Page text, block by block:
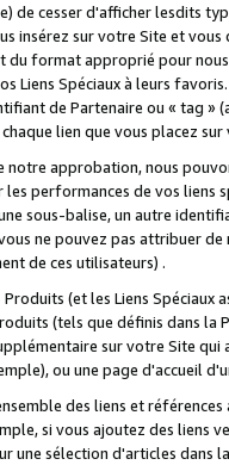
de cesser d'afficher lesdits
insérez sur votre Site et
format approprié pour
Liens Spéciaux à leurs
de Partenaire ou « tag
lien que vous placez
notre approbation, nous
performances de vos liens
sous-balise, un autre
ne pouvez pas attribuer
de ces utilisateurs) .
(et les Liens
(tels que définis dans
sur votre Site qui
ou une page d'accueil
des liens et
si vous ajoutez des
une sélection d'articles